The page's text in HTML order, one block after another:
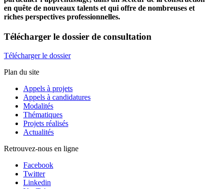
en quête de nouveaux talents et qui offre de nombreuses et
riches perspectives professionnelles.
Télécharger le dossier de consultation
Télécharger le dossier
Plan du site
Appels à projets
Appels à candidatures
Modalités
Thématiques
Projets réalisés
Actualités
Retrouvez-nous en ligne
Facebook
Twitter
Linkedin